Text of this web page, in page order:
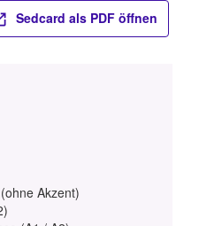
Sedcard als PDF öffnen
Akzent)